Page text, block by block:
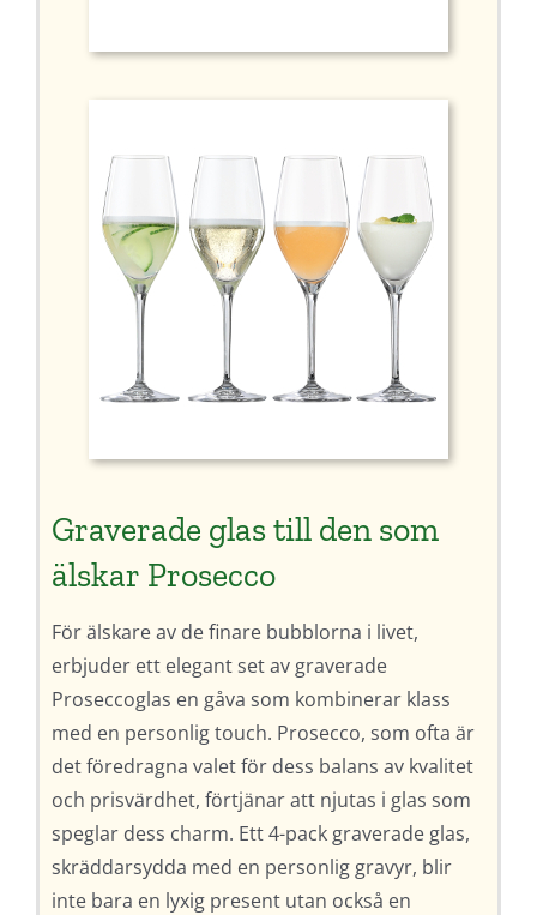
Graverade glas till den som
älskar Prosecco
För älskare av de finare bubblorna i livet,
erbjuder ett elegant set av graverade
Proseccoglas en gåva som kombinerar klass
med en personlig touch. Prosecco, som ofta är
det föredragna valet för dess balans av kvalitet
och prisvärdhet, förtjänar att njutas i glas som
speglar dess charm. Ett 4-pack graverade glas,
skräddarsydda med en personlig gravyr, blir
inte bara en lyxig present utan också en